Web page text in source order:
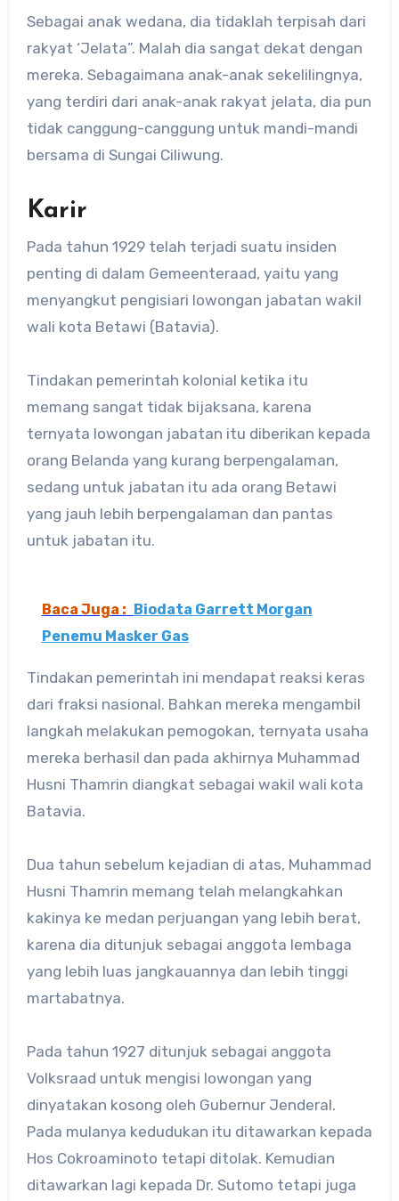
Sebagai anak wedana, dia tidaklah terpisah dari
rakyat ‘Jelata”. Malah dia sangat dekat dengan
mereka. Sebagaimana anak-anak sekelilingnya,
yang terdiri dari anak-anak rakyat jelata, dia pun
tidak canggung-canggung untuk mandi-mandi
bersama di Sungai Ciliwung.
Karir
Pada tahun 1929 telah terjadi suatu insiden
penting di dalam Gemeenteraad, yaitu yang
menyangkut pengisiari lowongan jabatan wakil
wali kota Betawi (Batavia).
Tindakan pemerintah kolonial ketika itu
memang sangat tidak bijaksana, karena
ternyata lowongan jabatan itu diberikan kepada
orang Belanda yang kurang berpengalaman,
sedang untuk jabatan itu ada orang Betawi
yang jauh lebih berpengalaman dan pantas
untuk jabatan itu.
Baca Juga : Biodata Garrett Morgan
Penemu Masker Gas
Tindakan pemerintah ini mendapat reaksi keras
dari fraksi nasional. Bahkan mereka mengambil
langkah melakukan pemogokan, ternyata usaha
mereka berhasil dan pada akhirnya Muhammad
Husni Thamrin diangkat sebagai wakil wali kota
Batavia.
Dua tahun sebelum kejadian di atas, Muhammad
Husni Thamrin memang telah melangkahkan
kakinya ke medan perjuangan yang lebih berat,
karena dia ditunjuk sebagai anggota lembaga
yang lebih luas jangkauannya dan lebih tinggi
martabatnya.
Pada tahun 1927 ditunjuk sebagai anggota
Volksraad untuk mengisi lowongan yang
dinyatakan kosong oleh Gubernur Jenderal.
Pada mulanya kedudukan itu ditawarkan kepada
Hos Cokroaminoto tetapi ditolak. Kemudian
ditawarkan lagi kepada Dr. Sutomo tetapi juga